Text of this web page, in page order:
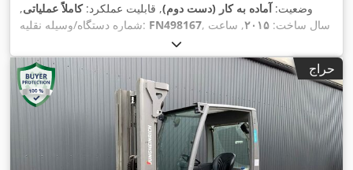
وضعیت:آماده به کار (دست دوم), قابلیت عملکرد:کاملاً عملیاتی,
شماره دستگاه/وسیله نقلیه: FN498167 , سال ساخت: ۲۰۱۵, ساعت
, برداشت آزاد:
۱٬۴۹۰ میلی‌متر
, نوع دکل:تریپلکس, ارتفاع سازه:۲٬۱۳۲ میلی‌متر ,
حراج